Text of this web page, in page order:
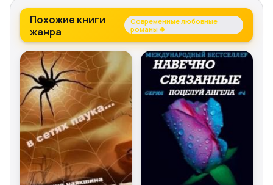
Похожие книги
жанра
Современные любовные
романы →